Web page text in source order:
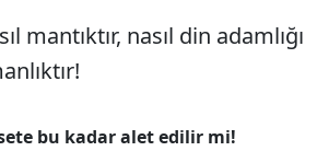
mantıktır, nasıl din adamlığı
bu kadar alet edilir mi!